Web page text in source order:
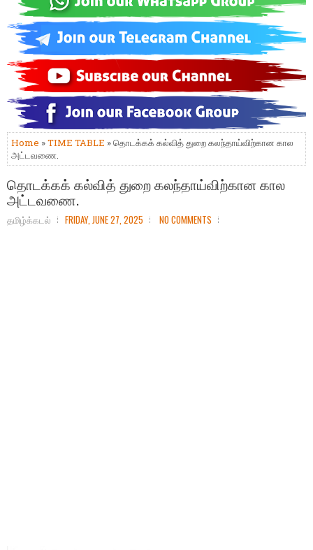
Home »TIME TABLE » தொடக்கக் கல்வித் துறை கலந்தாய்விற்கான கால
அட்டவணை.
தொடக்கக் கல்வித் துறை கலந்தாய்விற்கான கால
அட்டவணை.
தமிழ்க்கடல் FRIDAY, JUNE 27, 2025 NO COMMENTS